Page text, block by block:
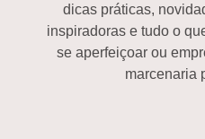
dicas práticas,
inspiradoras e tudo o
se aperfeiçoar ou
marcenaria